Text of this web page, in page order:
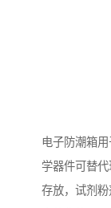
电子防潮箱
学器件可替
存放，试剂